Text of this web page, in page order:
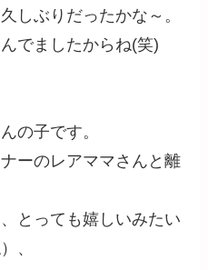
に片耳がペコっと折れ
わかるでしょ～(笑)